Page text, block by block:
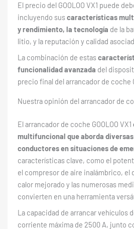
El precio del GOOLOO VX1 puede
incluyendo suscaracterísticas
y rendimiento, la tecnología de la
litio, y la reputación y calidad
La combinación de estas
funcionalidad avanzada del
precio final del arrancador de coche
Nuestra opinión del arrancador de
El arrancador de coche GOOLOO VX1
multifuncional que aborda
conductores en situaciones de
características clave, como el
el compresor de aire inalámbrico, el
calor mejorado y las numerosas
convierten en una herramienta
La capacidad de arrancar vehículos
corriente máxima de 2500 A, junto